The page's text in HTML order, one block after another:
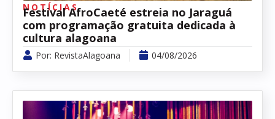
NOTÍCIAS
Festival AfroCaeté estreia no Jaraguá
com programação gratuita dedicada à
cultura alagoana
Por: RevistaAlagoana 04/08/2026